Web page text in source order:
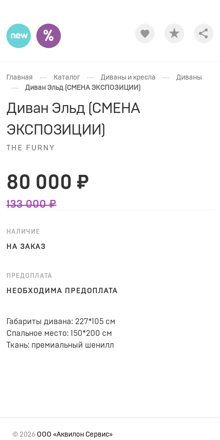
Главная — Каталог — Диваны и кресла — Диваны
— Диван Эльд (СМЕНА ЭКСПОЗИЦИИ)
Диван Эльд (СМЕНА
ЭКСПОЗИЦИИ)
THE FURNY
80 000 ₽
133 000 ₽
НАЛИЧИЕ
НА ЗАКАЗ
ПРЕДОПЛАТА
НЕОБХОДИМА ПРЕДОПЛАТА
Габариты дивана: 227*105 см
Спальное место: 150*200 см
Ткань: премиальный шенилл
© 2026 ООО «Аквилон Сервис»